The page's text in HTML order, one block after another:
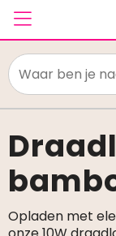
Textiel
Paraplu's
Caps &
Tassen
Opladen met